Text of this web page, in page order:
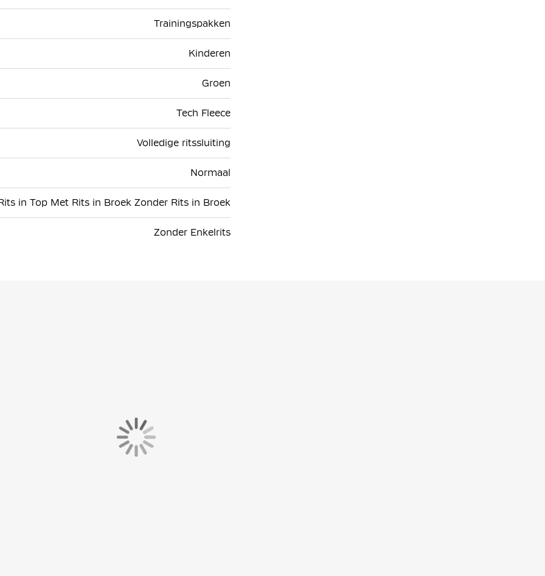
Trainingspakken
Kinderen
Groen
Tech Fleece
Volledige ritssluiting
Normaal
in Top Met Rits in Broek Zonder Rits in Broek
Zonder Enkelrits